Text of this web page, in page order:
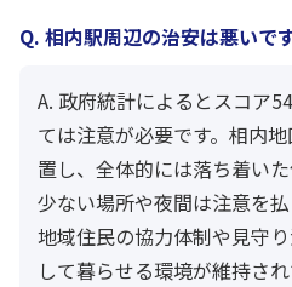
Q. 相内駅周辺の治安は悪いで
A. 政府統計によるとスコア
ては注意が必要です。相内
置し、全体的には落ち着い
少ない場所や夜間は注意を払
地域住民の協力体制や見守
して暮らせる環境が維持され